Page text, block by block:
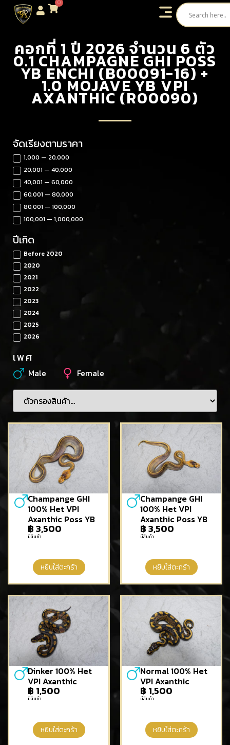
0
คอกที่ 1 ปี 2026 จำนวน 6 ตัว
0.1 CHAMPAGNE GHI POSS
YB ENCHI (B00091-16) +
1.0 MOJAVE YB VPI
AXANTHIC (R00090)
จัดเรียงตามราคา
1,000 — 20,000
20,001 — 40,000
40,001 — 60,000
60,001 — 80,000
80,001 — 100,000
100,001 — 1,000,000
ปีเกิด
Before 2020
2020
2021
2022
2023
2024
2025
2026
เพศ
Male Female
Champange GHI
100% Het VPI
Axanthic Poss YB
฿3,500
มีสินค้า
หยิบใส่ตะกร้า
Champange GHI
100% Het VPI
Axanthic Poss YB
฿3,500
มีสินค้า
หยิบใส่ตะกร้า
Dinker 100% Het
VPI Axanthic
฿ 1,500
มีสินค้า
หยิบใส่ตะกร้า
Normal 100% Het
VPI Axanthic
฿ 1,500
มีสินค้า
หยิบใส่ตะกร้า